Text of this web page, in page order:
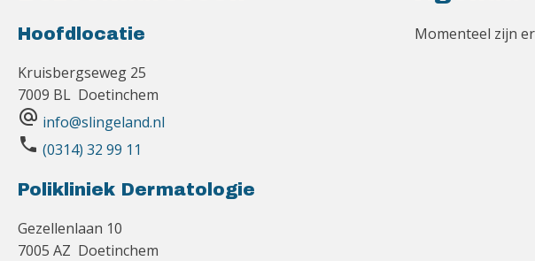
Hoofdlocatie
Kruisbergseweg 25
7009 BL Doetinchem
alternate_email info@slingeland.nl
phone (0314) 32 99 11
Polikliniek Dermatologie
Gezellenlaan 10
7005 AZ Doetinchem
Momenteel zijn